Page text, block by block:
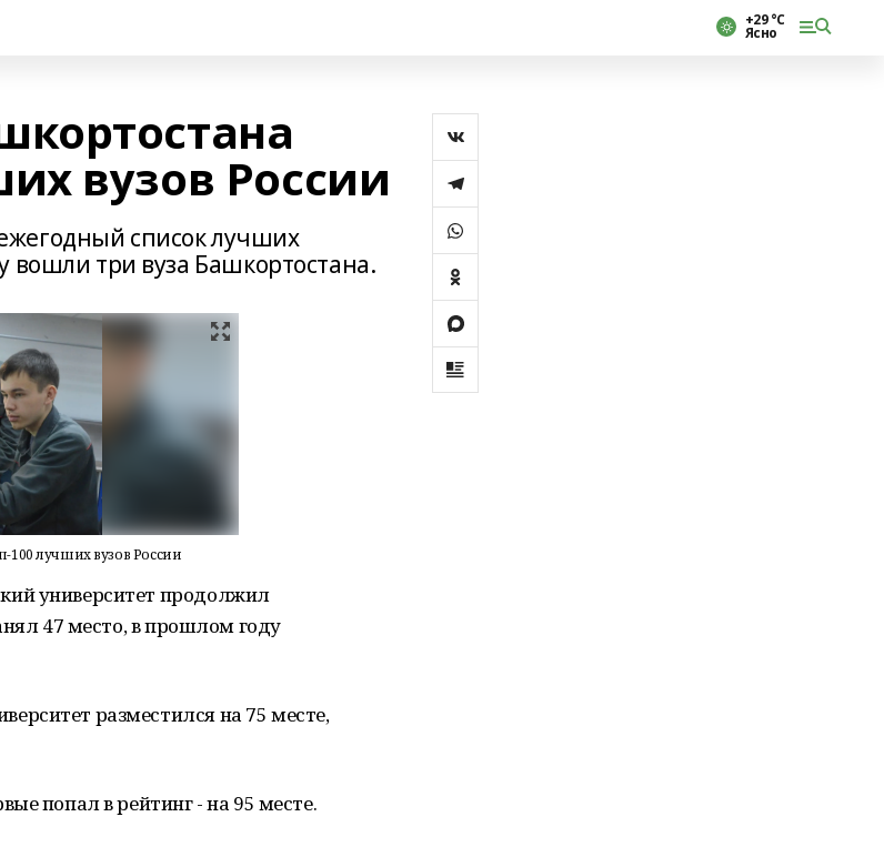
+29 °С
Ясно
вузов России
ежегодный список лучших
вошли три вуза Башкортостана.
100 лучших вузов России
университет продолжил
47 место, в прошлом году
разместился на 75 месте,
попал в рейтинг - на 95 месте.